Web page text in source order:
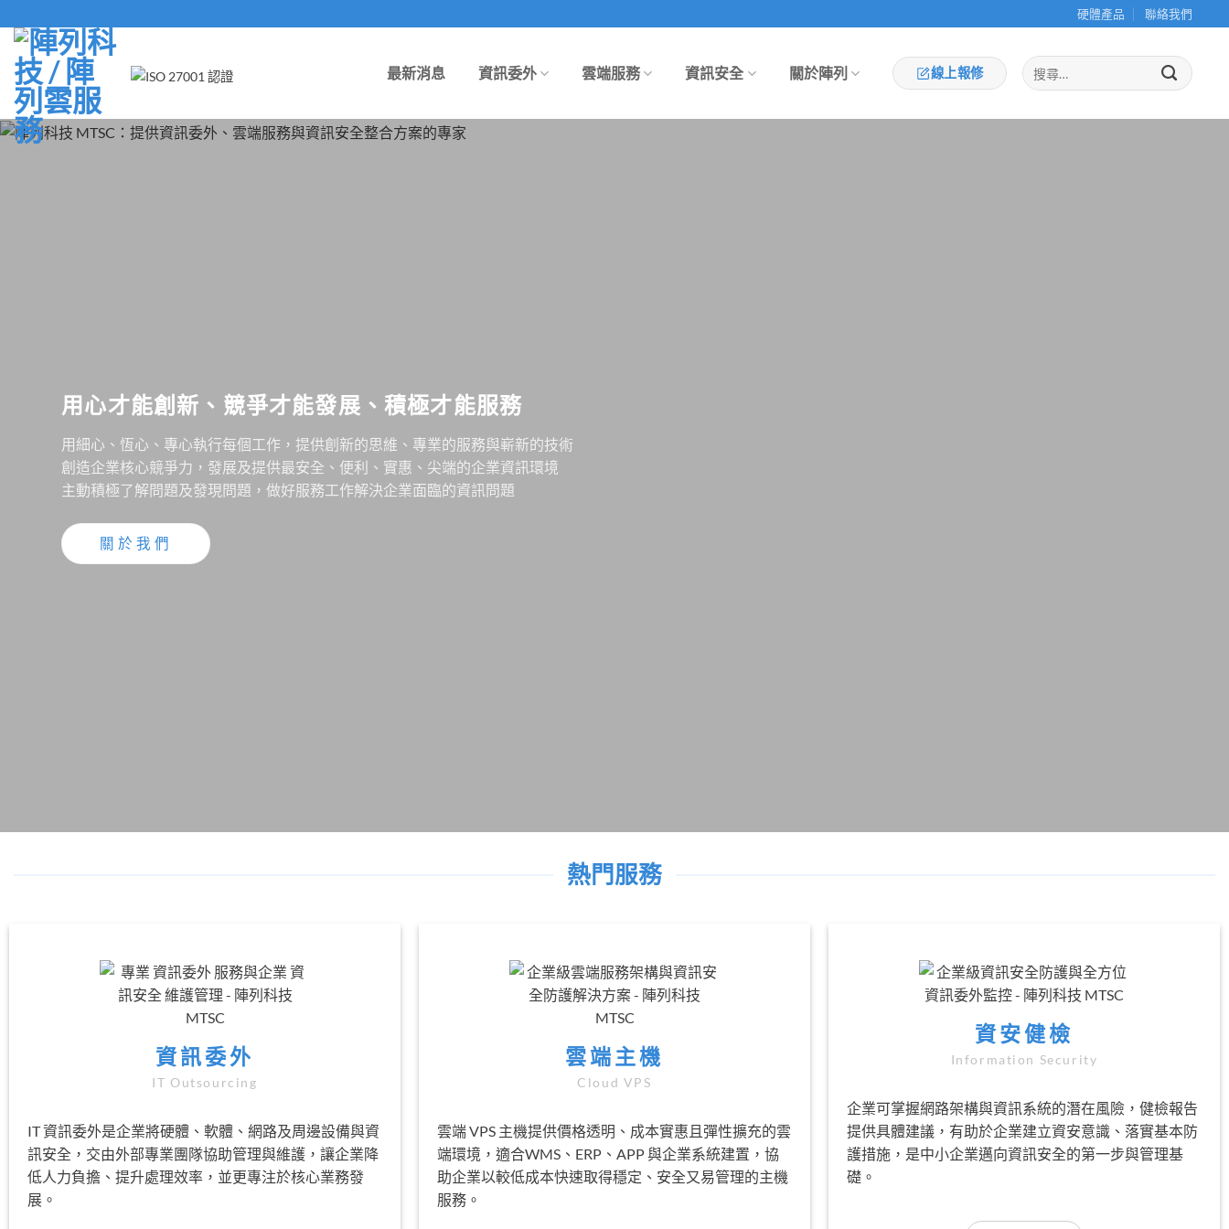
to
content
硬體產品 聯絡我們
最新消息 資訊委外 雲端服務 資訊安全 關於陣列 線上報修
用心才能創新、競爭才能發展、積極才能服務
用細心、恆心、專心執行每個工作，提供創新的思維、專業的服務與嶄新的技術
創造企業核心競爭力，發展及提供最安全、便利、實惠、尖端的企業資訊環境
主動積極了解問題及發現問題，做好服務工作解決企業面臨的資訊問題
關於我們
熱門服務
資訊委外
IT Outsourcing
IT 資訊委外是企業將硬體、軟體、網路及周邊設備與資
訊安全，交由外部專業團隊協助管理與維護，讓企業降
低人力負擔、提升處理效率，並更專注於核心業務發
展。
雲端主機
Cloud VPS
雲端 VPS 主機提供價格透明、成本實惠且彈性擴充的雲
端環境，適合WMS、ERP、APP 與企業系統建置，協
助企業以較低成本快速取得穩定、安全又易管理的主機
服務。
資安健檢
Information Security
企業可掌握網路架構與資訊系統的潛在風險，健檢報告
提供具體建議，有助於企業建立資安意識、落實基本防
護措施，是中小企業邁向資訊安全的第一步與管理基
礎。